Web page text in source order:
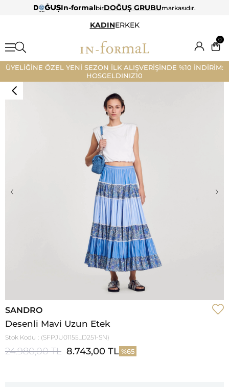
In-formalbirDOĞUŞ GRUBUmarkasıdır.
KADINERKEK
0
ÜYELİĞİNE ÖZEL YENİ SEZON İLK ALIŞVERİŞİNDE %10 İNDİRİM:
HOSGELDINIZ10
‹ ›
SANDRO
Desenli Mavi Uzun Etek
Stok Kodu (SFPJU01155_D251-SN)
24.980,00 TL 8.743,00 TL 65